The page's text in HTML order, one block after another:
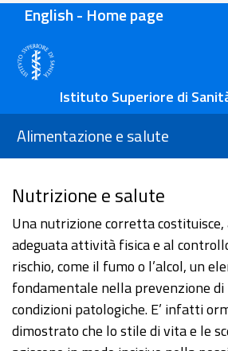
English - Home page
Istituto Superiore di
Alimentazione e salute
Nutrizione e salute
Una nutrizione corretta costituisce,
adeguata attività fisica e al
rischio, come il fumo o l’alcol, un
fondamentale nella prevenzione di
condizioni patologiche. E’ infatti
dimostrato che lo stile di vita e le